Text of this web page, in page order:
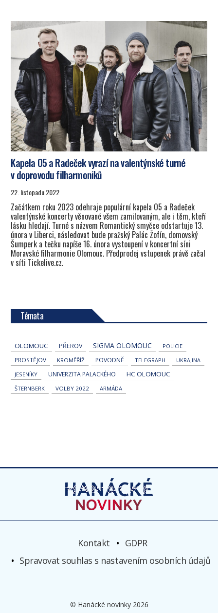
Kapela O5 a Radeček vyrazí na valentýnské turné
v doprovodu filharmoniků
22. listopadu 2022
Začátkem roku 2023 odehraje populární kapela O5 a Radeček
valentýnské koncerty věnované všem zamilovaným, ale i těm, kteří
lásku hledají. Turné s názvem Romantický smyčce odstartuje 13.
února v Liberci, následovat bude pražský Palác Žofín, domovský
Šumperk a tečku napíše 16. února vystoupení v koncertní síni
Moravské filharmonie Olomouc. Předprodej vstupenek právě začal
v síti Tickelive.cz.
Témata
OLOMOUC PŘEROV SIGMA OLOMOUC POLICIE
PROSTĚJOV KROMĚŘÍŽ POVODNĚ TELEGRAPH
UKRAJINA
JESENÍKY
UNIVERZITA PALACKÉHO HC OLOMOUC
ŠTERNBERK VOLBY 2022 ARMÁDA
Kontakt
GDPR
Spravovat souhlas s nastavením osobních údajů
© Hanácké novinky 2026